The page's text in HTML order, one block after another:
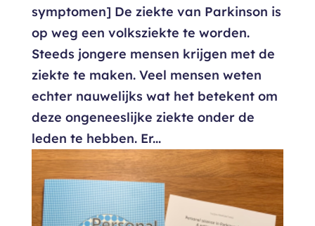
symptomen] De ziekte van Parkinson is
op weg een volksziekte te worden.
Steeds jongere mensen krijgen met de
ziekte te maken. Veel mensen weten
echter nauwelijks wat het betekent om
deze ongeneeslijke ziekte onder de
leden te hebben. Er...